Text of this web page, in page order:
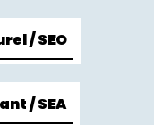
/ SEO
/ SEA